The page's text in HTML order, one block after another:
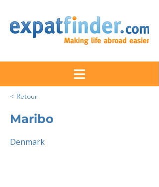
< Retour
Maribo
Denmark